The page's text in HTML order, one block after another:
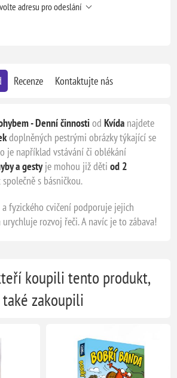
adresu pro odeslání
Recenze Kontaktujte nás
- Denní činnostiodKvída najdete
doplněných pestrými obrázky týkající se
je například vstávání či oblékání
a gestyje mohou již dětiod 2
s básničkou.
fyzického cvičení podporuje jejich
rozvoj řeči. A navíc je to zábava!
koupili tento produkt,
také zakoupili